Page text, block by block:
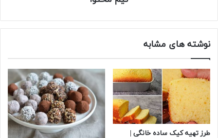
نوشته های مشابه
طرز تهیه کیک ساده خانگی |